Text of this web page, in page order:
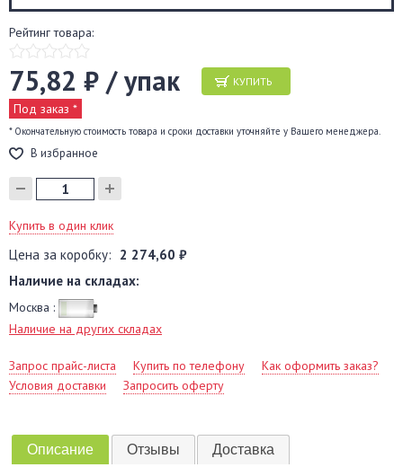
Рейтинг товара:
75,82 ₽ / упак КУПИТЬ
Под заказ *
* Окончательную стоимость товара и сроки доставки уточняйте у Вашего менеджера.
В избранное
Купить в один клик
Цена за коробку: 2 274,60 ₽
Наличие на складах:
Москва :
Наличие на других складах
Запрос прайс-листа Купить по телефону
Как оформить заказ?
Условия доставки
Запросить оферту
Описание Отзывы Доставка